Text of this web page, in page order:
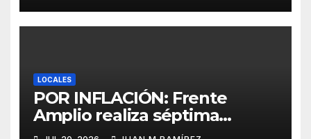
LOCALES
POR INFLACIÓN: Frente
Amplio realiza séptima
caminata protesta en SDN